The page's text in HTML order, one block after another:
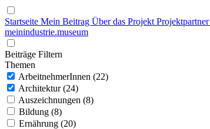
Startseite Mein Beitrag Über das Projekt Projektpartner
meinindustrie.museum
Beiträge Filtern
Themen
ArbeitnehmerInnen (22)
Architektur (24)
Auszeichnungen (8)
Bildung (8)
Ernährung (20)